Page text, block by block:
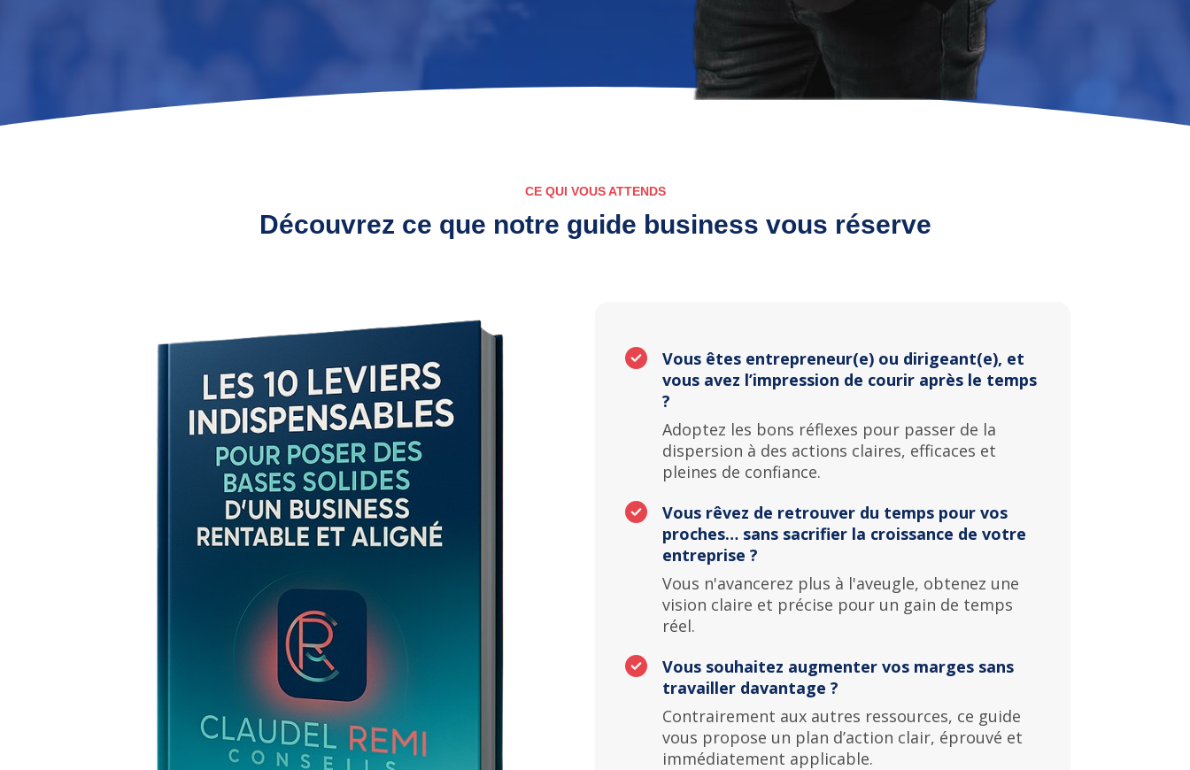
CE QUI VOUS ATTENDS
Découvrez ce que notre guide business vous réserve
Vous êtes entrepreneur(e) ou dirigeant(e), et
vous avez l’impression de courir après le temps
?
Adoptez les bons réflexes pour passer de la
dispersion à des actions claires, efficaces et
pleines de confiance.
Vous rêvez de retrouver du temps pour vos
proches… sans sacrifier la croissance de votre
entreprise ?
Vous n'avancerez plus à l'aveugle, obtenez une
vision claire et précise pour un gain de temps
réel.
Vous souhaitez augmenter vos marges sans
travailler davantage ?
Contrairement aux autres ressources, ce guide
vous propose un plan d’action clair, éprouvé et
immédiatement applicable.